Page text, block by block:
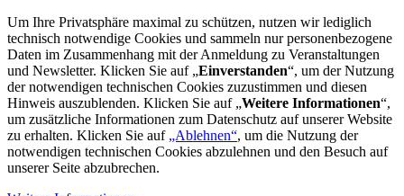
Um Ihre Privatsphäre maximal zu schützen, nutzen wir lediglich
technisch notwendige Cookies und sammeln nur personenbezogene
Daten im Zusammenhang mit der Anmeldung zu Veranstaltungen
und Newsletter. Klicken Sie auf „Einverstanden“, um der Nutzung
der notwendigen technischen Cookies zuzustimmen und diesen
Hinweis auszublenden. Klicken Sie auf „Weitere Informationen“,
um zusätzliche Informationen zum Datenschutz auf unserer Website
zu erhalten. Klicken Sie auf „Ablehnen“, um die Nutzung der
notwendigen technischen Cookies abzulehnen und den Besuch auf
unserer Seite abzubrechen.